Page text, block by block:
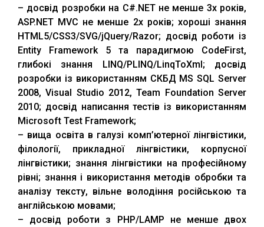
– досвід розробки на C#.NET не менше 3х років,
ASP.NET MVC не менше 2х років; хороші знання
HTML5/CSS3/SVG/jQuery/Razor; досвід роботи із
Entity Framework 5 та парадигмою CodeFirst,
глибокі знання LINQ/PLINQ/LinqToXml; досвід
розробки із використанням СКБД MS SQL Server
2008, Visual Studio 2012, Team Foundation Server
2010; досвід написання тестів із використанням
Microsoft Test Framework;
– вища освіта в галузі комп’ютерної лінгвістики,
філології, прикладної лінгвістики, корпусної
лінгвістики; знання лінгвістики на професійному
рівні; знання і використання методів обробки та
аналізу тексту, вільне володіння російською та
англійською мовами;
– досвід роботи з PHP/LAMP не менше двох
Відділ доуніверситетської підготовки, профорієнтації та
сприяння працевлаштуванню